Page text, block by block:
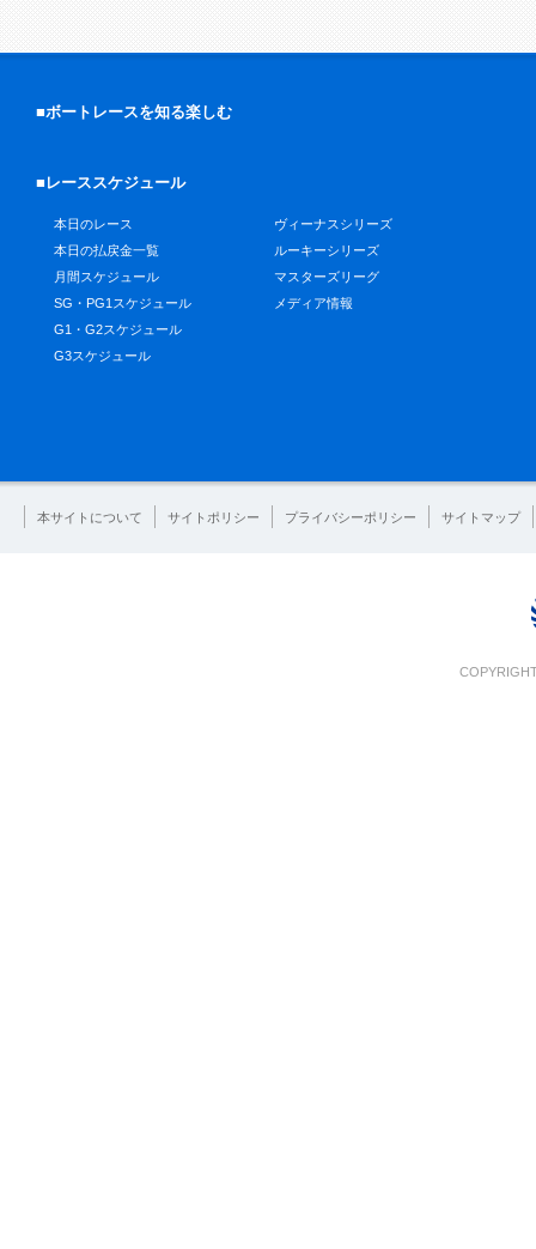
■ボートレースを知る楽しむ
■レーススケジュール
本日のレース
本日の払戻金一覧
月間スケジュール
SG・PG1スケジュール
G1・G2スケジュール
G3スケジュール
ヴィーナスシリーズ
ルーキーシリーズ
マスターズリーグ
メディア情報
本サイトについて サイトポリシー プライバシーポリシー サイトマップ